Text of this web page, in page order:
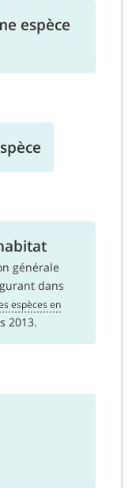
espèce
générale
dans
2013.